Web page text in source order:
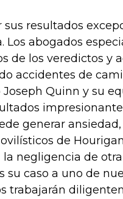
resultados
abogados
de los veredictos y
accidentes de
Quinn y su
generar
de
negligencia de
caso a uno de
trabajarán